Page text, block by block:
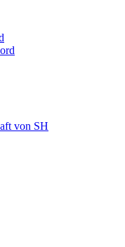
von SH